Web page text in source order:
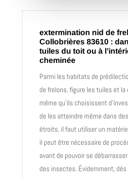
extermination nid de
Collobrières 83610 :
tuiles du toit ou à
cheminée
Parmi les habitats de
de frelons, figure les tuiles et la
même qu’ils choisissent
de les atteindre même dans
étroits, il faut utiliser un
il peut être nécessaire de
avant de pouvoir se
des insectes. Évidemment,